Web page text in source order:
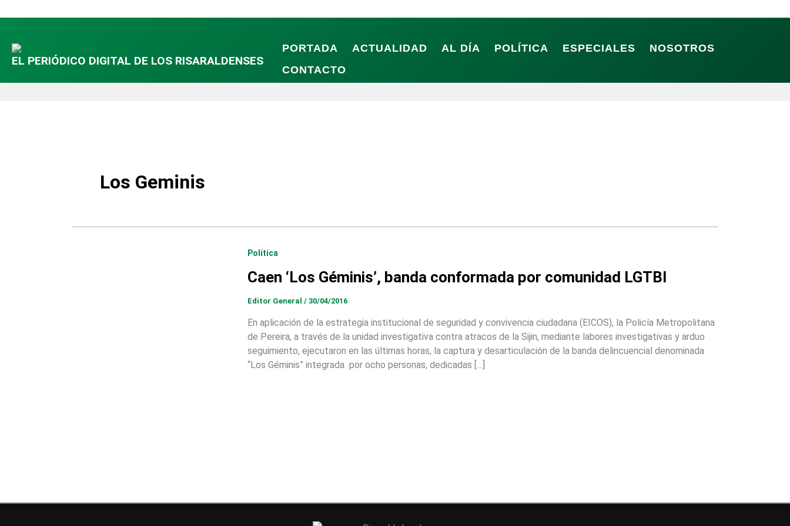
al
EL PERIÓDICO DIGITAL DE LOS RISARALDENSES
PORTADA ACTUALIDAD AL DÍA POLÍTICA ESPECIALES
NOSOTROS
CONTACTO
Los Geminis
Política
Caen ‘Los Géminis’, banda conformada por comunidad LGTBI
Editor General / 30/04/2016
En aplicación de la estrategia institucional de seguridad y convivencia ciudadana (EICOS), la Policía Metropolitana
de Pereira, a través de la unidad investigativa contra atracos de la Sijin, mediante labores investigativas y arduo
seguimiento, ejecutaron en las últimas horas, la captura y desarticulación de la banda delincuencial denominada
“Los Géminis” integrada por ocho personas, dedicadas […]